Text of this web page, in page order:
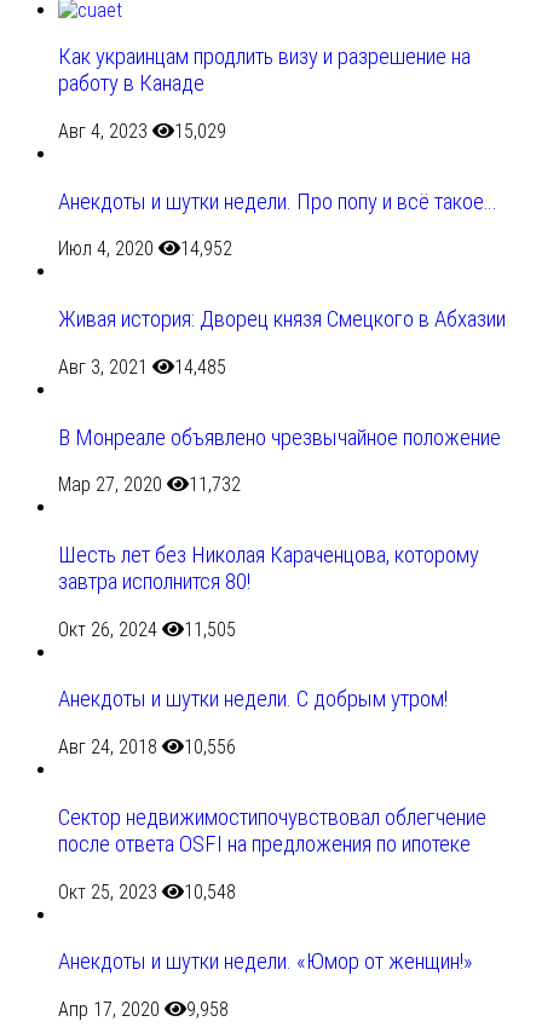
Как украинцам продлить визу и разрешение на
работу в Канаде
Авг 4, 2023 15,029
Анекдоты и шутки недели. Про попу и всё такое…
Июл 4, 2020 14,952
Живая история: Дворец князя Смецкого в Абхазии
Авг 3, 2021 14,485
В Монреале объявлено чрезвычайное положение
Мар 27, 2020 11,732
Шесть лет без Николая Караченцова, которому
завтра исполнится 80!
Окт 26, 2024 11,505
Анекдоты и шутки недели. С добрым утром!
Авг 24, 2018 10,556
Сектор недвижимостипочувствовал облегчение
после ответа OSFI на предложения по ипотеке
Окт 25, 2023 10,548
Анекдоты и шутки недели. «Юмор от женщин!»
Апр 17, 2020 9,958